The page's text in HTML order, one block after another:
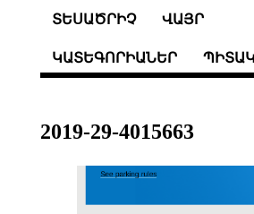
ՏԵՍԱԾՐԻՉ ՎԱՅՐ
ԿԱՏԵԳՈՐԻԱՆԵՐ
2019-29-4015663